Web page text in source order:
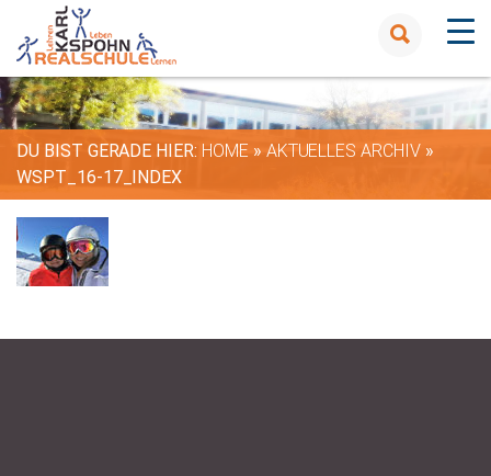
DU BIST GERADE HIER: HOME » AKTUELLES ARCHIV»
WSPT_16-17_INDEX